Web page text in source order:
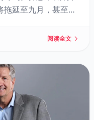
延至九月，甚至雄
阅读全文